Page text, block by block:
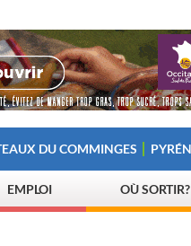
DU COMMINGES
EMPLOI OÙ SORTIR?